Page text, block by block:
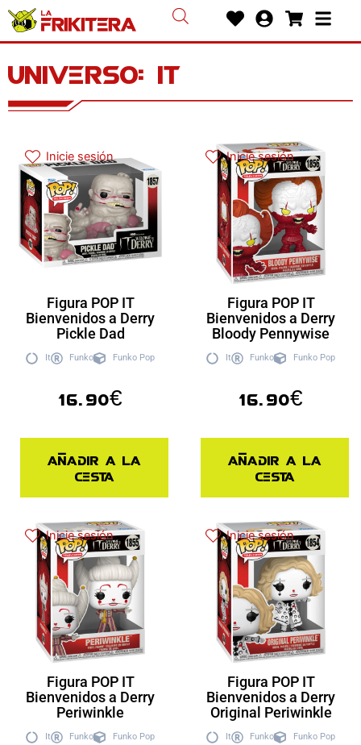
contenido
HeartUser-
circlecart
Bars
Universo: it
Inicie sesión
Figura POP IT
Bienvenidos a Derry
Pickle Dad
It Funko Funko Pop
16.90€
Añadir a la
cesta
Inicie sesión
Figura POP IT
Bienvenidos a Derry
Bloody Pennywise
It Funko Funko Pop
16.90€
Añadir a la
cesta
Inicie sesión
Figura POP IT
Bienvenidos a Derry
Periwinkle
It Funko Funko Pop
Inicie sesión
Figura POP IT
Bienvenidos a Derry
Original Periwinkle
It Funko Funko Pop